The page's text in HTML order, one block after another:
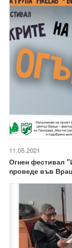
11.05.2021
Огнен фестивал
проведе във